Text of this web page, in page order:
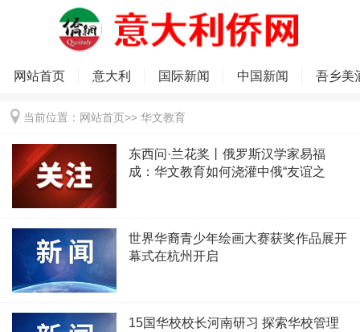
网站首页 意大利 国际新闻 中国新闻 吾乡美
当前位置： 网站首页>> 华文教育
东西问·兰花奖丨俄罗斯汉学家易福
成：华文教育如何浇灌中俄“友谊之
世界华裔青少年绘画大赛获奖作品展开
幕式在杭州开启
15国华校校长河南研习 探索华校管理